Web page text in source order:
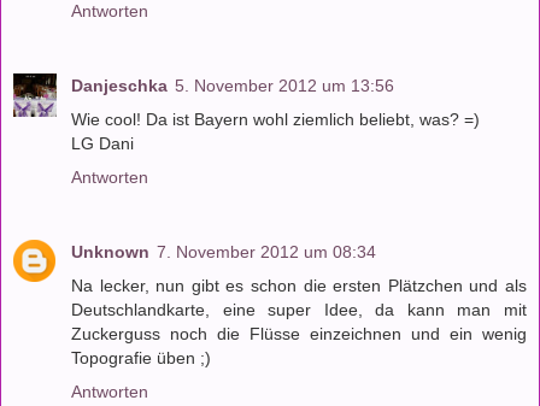
Antworten
Danjeschka 5. November 2012 um 13:56
Wie cool! Da ist Bayern wohl ziemlich beliebt, was? =)
LG Dani
Antworten
Unknown 7. November 2012 um 08:34
Na lecker, nun gibt es schon die ersten Plätzchen und als
Deutschlandkarte, eine super Idee, da kann man mit
Zuckerguss noch die Flüsse einzeichnen und ein wenig
Topografie üben ;)
Antworten